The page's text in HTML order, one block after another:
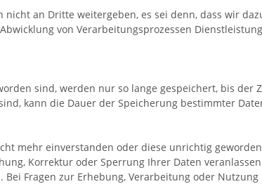
an Dritte weitergeben, es sei denn, dass wir
von Verarbeitungsprozessen
sind, werden nur so lange gespeichert, bis
kann die Dauer der Speicherung bestimmter
mehr einverstanden oder diese unrichtig
Korrektur oder Sperrung Ihrer Daten
Fragen zur Erhebung, Verarbeitung oder